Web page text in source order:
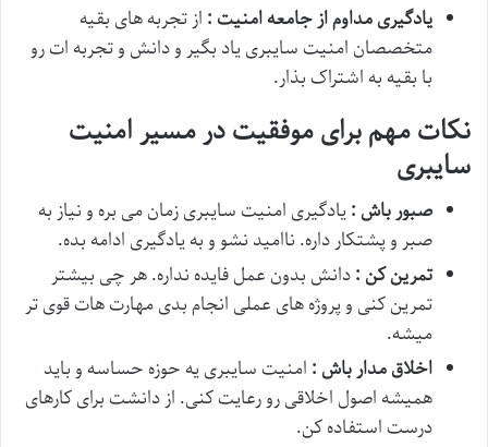
یادگیری مداوم از جامعه امنیت : از تجربه های بقیه
متخصصان امنیت سایبری یاد بگیر و دانش و تجربه ات رو
با بقیه به اشتراک بذار.
نکات مهم برای موفقیت در مسیر امنیت
سایبری
صبور باش :یادگیری امنیت سایبری زمان می بره و نیاز به
صبر و پشتکار داره. ناامید نشو و به یادگیری ادامه بده.
تمرین کن :دانش بدون عمل فایده نداره. هر چی بیشتر
تمرین کنی و پروژه های عملی انجام بدی مهارت هات قوی تر
میشه.
اخلاق مدار باش : امنیت سایبری یه حوزه حساسه و باید
همیشه اصول اخلاقی رو رعایت کنی. از دانشت برای کارهای
درست استفاده کن.